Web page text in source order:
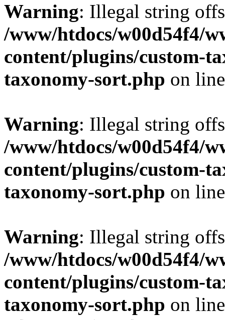
Warning: Illegal string
/www/htdocs/w00d54f4/
content/plugins/custom-
taxonomy-sort.php on
Warning: Illegal string
/www/htdocs/w00d54f4/
content/plugins/custom-
taxonomy-sort.php on
Warning: Illegal string
/www/htdocs/w00d54f4/
content/plugins/custom-
taxonomy-sort.php on